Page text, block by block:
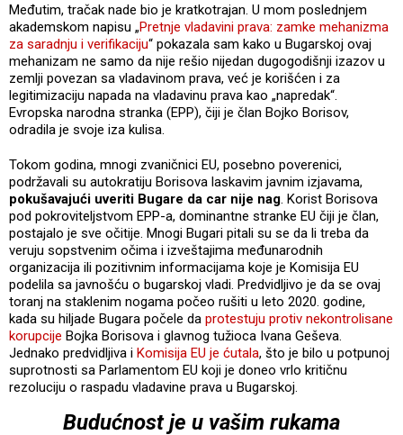
Međutim, tračak nade bio je kratkotrajan. U mom poslednjem
akademskom napisu „Pretnje vladavini prava: zamke mehanizma
za saradnju i verifikaciju“ pokazala sam kako u Bugarskoj ovaj
mehanizam ne samo da nije rešio nijedan dugogodišnji izazov u
zemlji povezan sa vladavinom prava, već je korišćen i za
legitimizaciju napada na vladavinu prava kao „napredak“.
Evropska narodna stranka (EPP), čiji je član Bojko Borisov,
odradila je svoje iza kulisa.
Tokom godina, mnogi zvaničnici EU, posebno poverenici,
podržavali su autokratiju Borisova laskavim javnim izjavama,
pokušavajući uveriti Bugare da car nije nag. Korist Borisova
pod pokroviteljstvom EPP-a, dominantne stranke EU čiji je član,
postajalo je sve očitije. Mnogi Bugari pitali su se da li treba da
veruju sopstvenim očima i izveštajima međunarodnih
organizacija ili pozitivnim informacijama koje je Komisija EU
podelila sa javnošću o bugarskoj vladi. Predvidljivo je da se ovaj
toranj na staklenim nogama počeo rušiti u leto 2020. godine,
kada su hiljade Bugara počele da protestuju protiv nekontrolisane
korupcije Bojka Borisova i glavnog tužioca Ivana Geševa.
Jednako predvidljiva i Komisija EU je ćutala, što je bilo u potpunoj
suprotnosti sa Parlamentom EU koji je doneo vrlo kritičnu
rezoluciju o raspadu vladavine prava u Bugarskoj.
Budućnost je u vašim rukama